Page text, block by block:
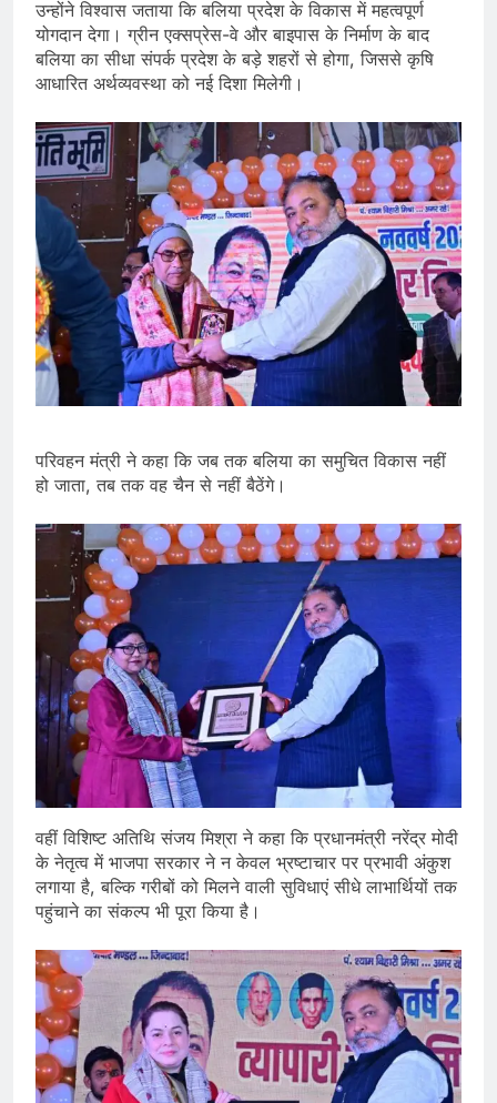
उन्होंने विश्वास जताया कि बलिया प्रदेश के विकास में महत्वपूर्ण
योगदान देगा। ग्रीन एक्सप्रेस-वे और बाइपास के निर्माण के बाद
बलिया का सीधा संपर्क प्रदेश के बड़े शहरों से होगा, जिससे कृषि
आधारित अर्थव्यवस्था को नई दिशा मिलेगी।
परिवहन मंत्री ने कहा कि जब तक बलिया का समुचित विकास नहीं
हो जाता, तब तक वह चैन से नहीं बैठेंगे।
वहीं विशिष्ट अतिथि संजय मिश्रा ने कहा कि प्रधानमंत्री नरेंद्र मोदी
के नेतृत्व में भाजपा सरकार ने न केवल भ्रष्टाचार पर प्रभावी अंकुश
लगाया है, बल्कि गरीबों को मिलने वाली सुविधाएं सीधे लाभार्थियों तक
पहुंचाने का संकल्प भी पूरा किया है।